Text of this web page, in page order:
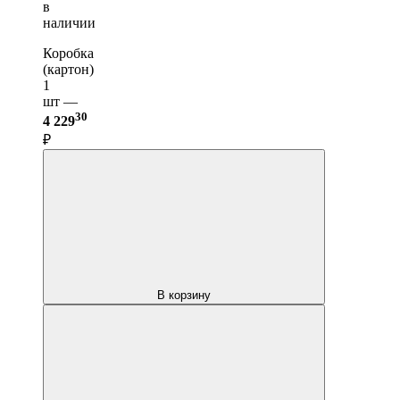
в
наличии
Коробка
(картон)
1
шт —
4 22930
₽
В корзину